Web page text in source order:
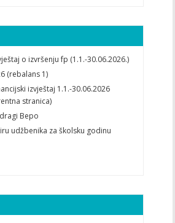
o izvršenju fp (1.1.-30.06.2026.)
(rebalans 1)
izvještaj 1.1.-30.06.2026
stranica)
Bepo
udžbenika za školsku godinu